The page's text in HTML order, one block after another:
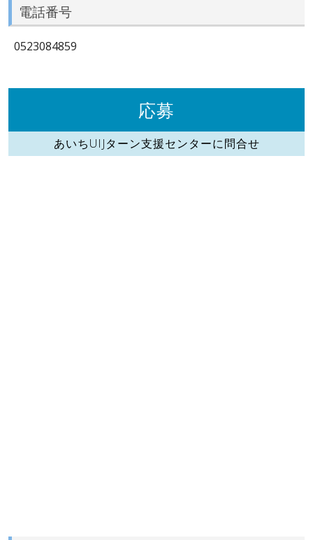
電話番号
0523084859
応募
あいちUIJターン支援センターに問合せ